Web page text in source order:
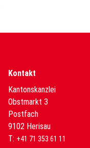
Kontakt
Kantonskanzlei
Obstmarkt 3
Postfach
9102 Herisau
T: +41 71 353 61 11